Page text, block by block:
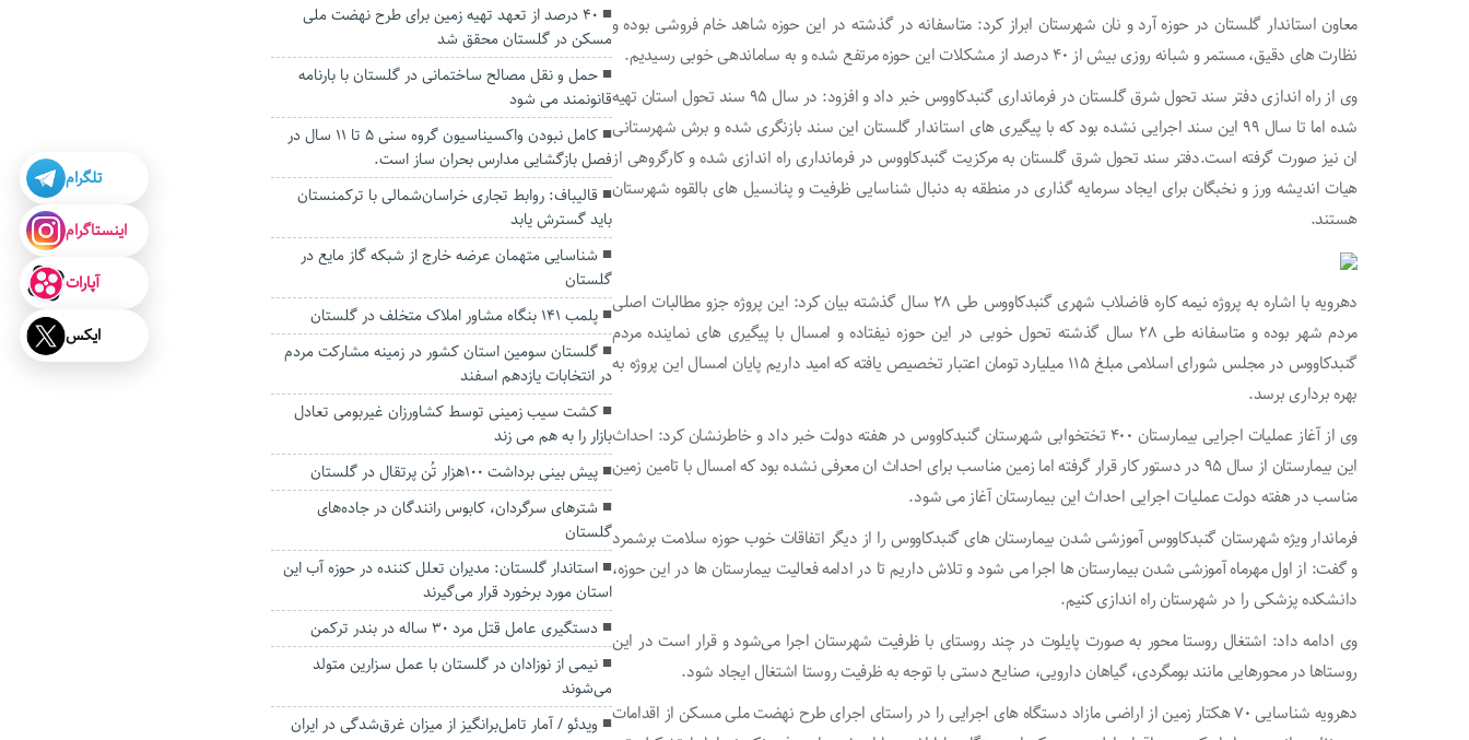
معاون استاندار گلستان در حوزه آرد و نان شهرستان ابراز کرد: متاسفانه در گذشته در این حوزه شاهد خام فروشی بوده و
نظارت های دقیق، مستمر و شبانه روزی بیش از ۴۰ درصد از مشکلات این حوزه مرتفع شده و به ساماندهی خوبی رسیدیم.
وی از راه اندازی دفتر سند تحول شرق گلستان در فرمانداری گنبدکاووس خبر داد و افزود: در سال ۹۵ سند تحول استان تهیه
شده اما تا سال ۹۹ این سند اجرایی نشده بود که با پیگیری های استاندار گلستان این سند بازنگری شده و برش شهرستانی
ان نیز صورت گرفته است.دفتر سند تحول شرق گلستان به مرکزیت گنبدکاووس در فرمانداری راه اندازی شده و کارگروهی از
هیات اندیشه ورز و نخبگان برای ایجاد سرمایه گذاری در منطقه به دنبال شناسایی ظرفیت و پنانسیل های بالقوه شهرستان
هستند.
دهرویه با اشاره به پروژه نیمه کاره فاضلاب شهری گنبدکاووس طی ۲۸ سال گذشته بیان کرد: این پروژه جزو مطالبات اصلی
مردم شهر بوده و متاسفانه طی ۲۸ سال گذشته تحول خوبی در این حوزه نیفتاده و امسال با پیگیری های نماینده مردم
گنبدکاووس در مجلس شورای اسلامی مبلغ ۱۱۵ میلیارد تومان اعتبار تخصیص یافته که امید داریم پایان امسال این پروژه به
بهره برداری برسد.
وی از آغاز عملیات اجرایی بیمارستان ۴۰۰ تختخوابی شهرستان گنبدکاووس در هفته دولت خبر داد و خاطرنشان کرد: احداث
این بیمارستان از سال ۹۵ در دستور کار قرار گرفته اما زمین مناسب برای احداث ان معرفی نشده بود که امسال با تامین زمین
مناسب در هفته دولت عملیات اجرایی احداث این بیمارستان آغاز می شود.
فرماندار ویژه شهرستان گنبدکاووس آموزشی شدن بیمارستان های گنبدکاووس را از دیگر اتفاقات خوب حوزه سلامت برشمرد
و گفت: از اول مهرماه آموزشی شدن بیمارستان ها اجرا می شود و تلاش داریم تا در ادامه فعالیت بیمارستان ها در این حوزه،
دانشکده پزشکی را در شهرستان راه اندازی کنیم.
وی ادامه داد: اشتغال روستا محور به صورت پایلوت در چند روستای با ظرفیت شهرستان اجرا می‌شود و قرار است در این
روستاها در محورهایی مانند بومگردی، گیاهان دارویی، صنایع دستی با توجه به ظرفیت روستا اشتغال ایجاد شود‌.
دهرویه شناسایی ۷۰ هکتار زمین از اراضی مازاد دستگاه های اجرایی را در راستای اجرای طرح نهضت ملی مسکن از اقدامات
۴۰ درصد از تعهد تهیه زمین برای طرح نهضت ملی
مسکن در گلستان محقق شد
حمل و نقل مصالح ساختمانی در گلستان با بارنامه
قانونمند می شود
کامل نبودن واکسیناسیون گروه سنی ۵ تا ۱۱ سال در
فصل بازگشایی مدارس بحران ساز است.
قالیباف: روابط تجاری خراسان‌شمالی با ترکمنستان
باید گسترش یابد
شناسایی متهمان عرضه خارج از شبکه گاز مایع در
گلستان
پلمب ۱۴۱ بنگاه مشاور املاک متخلف در گلستان
گلستان سومین استان کشور در زمینه مشارکت مردم
در انتخابات یازدهم اسفند
کشت سیب زمینی توسط کشاورزان غیربومی تعادل
بازار را به هم می زند
پیش بینی برداشت ۱۰۰هزار تُن پرتقال در گلستان
شترهای سرگردان، کابوس رانندگان در جاده‌های
گلستان
استاندار گلستان: مدیران تعلل کننده در حوزه آب این
استان مورد برخورد قرار می‌گیرند
دستگیری عامل قتل مرد ۳۰ ساله در بندر ترکمن
نیمی از نوزادان در گلستان با عمل سزارین متولد
می‌شوند
ویدئو / آمار تامل‌برانگیز از میزان غرق‌شدگی در ایران
تلگرام
اینستاگرام
آپارات
ایکس